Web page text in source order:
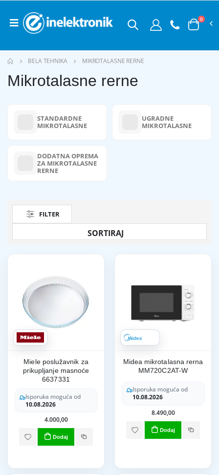
0
BELA TEHNIKA MIKROTALASNE RERNE
Mikrotalasne rerne
STANDARDNE
MIKROTALASNE
UGRADNE
MIKROTALASNE
DODATNA OPREMA
ZA MIKROTALASNE
RERNE
FILTER
Miele poslužavnik za
prikupljanje masnoće
6637331
Isporuka moguća od
10.08.2026
4.000,00
Dodaj
Midea mikrotalasna rerna
MM720C2AT-W
Isporuka moguća od
10.08.2026
8.490,00
Dodaj